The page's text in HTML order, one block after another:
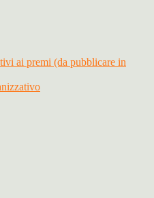
ai premi (da pubblicare in